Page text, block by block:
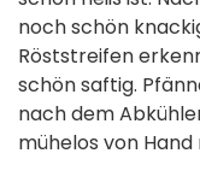
noch schön
Röststreifen
schön saftig.
nach dem
mühelos von Hand